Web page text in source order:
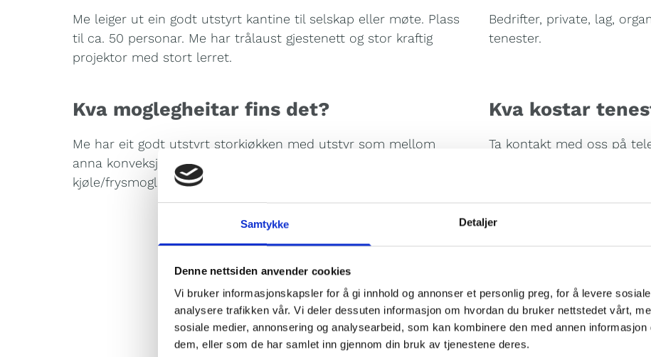
Samtykke Detaljer
Denne nettsiden anvender cookies
Vi bruker informasjonskapsler for å gi innhold og annonser et personlig preg, for å levere
analysere trafikken vår. Vi deler dessuten informasjon om hvordan du bruker nettstedet vårt,
sosiale medier, annonsering og analysearbeid, som kan kombinere den med annen
dem, eller som de har samlet inn gjennom din bruk av tjenestene deres.
Me leiger ut ein godt utstyrt kantine til selskap eller møte. Plass
til ca. 50 personar. Me har trålaust gjestenett og stor kraftig
projektor med stort lerret.
Bedrifter, private, lag,
tenester.
Kva moglegheitar fins det?
Me har eit godt utstyrt storkjøkken med utstyr som mellom
anna konveksjonsovner, eltemaskiner, steamkjele,
kjøle/frysmoglegheiter, store arbeidsflater i stål, etc.
Kva kostar
Ta kontakt med oss på
tek me kontakt med deg